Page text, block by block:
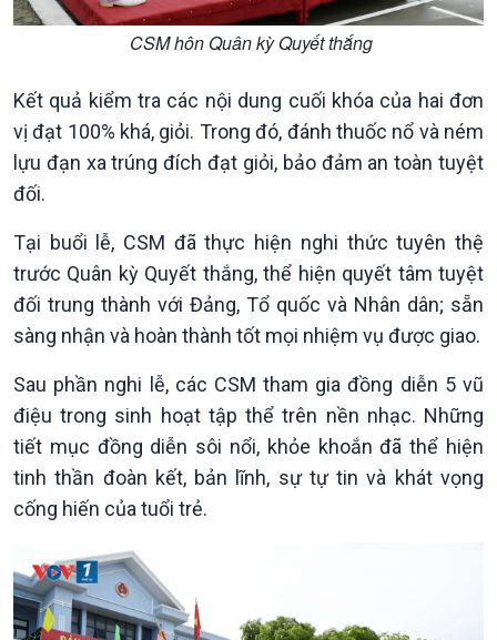
Xã hội
Tin Đời sống & Xã hội
360 độ Sức khỏe
Chuyển đổi Xanh
Chuyên gia của bạn
Xã hội chuyển động
Bước chân đến trường
Khoa học & Công nghệ
Tin Khoa học & Công nghệ
Kết nối công nghệ
CSM hôn Quân kỳ Quyết thắng
Kết quả kiểm tra các nội dung cuối khóa của hai đơn
vị đạt 100% khá, giỏi. Trong đó, đánh thuốc nổ và ném
lựu đạn xa trúng đích đạt giỏi, bảo đảm an toàn tuyệt
đối.
Tại buổi lễ, CSM đã thực hiện nghi thức tuyên thệ
trước Quân kỳ Quyết thắng, thể hiện quyết tâm tuyệt
đối trung thành với Đảng, Tổ quốc và Nhân dân; sẵn
sàng nhận và hoàn thành tốt mọi nhiệm vụ được giao.
Sau phần nghi lễ, các CSM tham gia đồng diễn 5 vũ
điệu trong sinh hoạt tập thể trên nền nhạc. Những
tiết mục đồng diễn sôi nổi, khỏe khoắn đã thể hiện
tinh thần đoàn kết, bản lĩnh, sự tự tin và khát vọng
cống hiến của tuổi trẻ.